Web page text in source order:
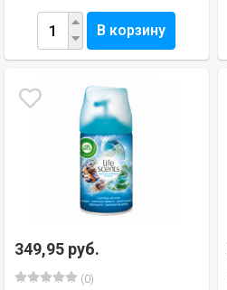
В корзину
349,95 руб.
(0)